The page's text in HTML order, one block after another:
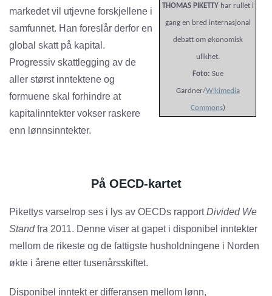
THOMAS PIKETTYhar rullet i
gang en bred internasjonal
debatt om økonomisk
ulikhet.
Foto: Sue
Gardner/Wikimedia
Commons)
markedet vil utjevne forskjellene i
samfunnet. Han foreslår derfor en
global skatt på kapital.
Progressiv skattlegging av de
aller størst inntektene og
formuene skal forhindre at
kapitalinntekter vokser raskere
enn lønnsinntekter.
På OECD-kartet
Pikettys varselrop ses i lys av OECDs rapportDivided We
Standfra 2011. Denne viser at gapet i disponibel inntekter
mellom de rikeste og de fattigste husholdningene i Norden
økte i årene etter tusenårsskiftet.
Disponibel inntekt er differansen mellom lønn,